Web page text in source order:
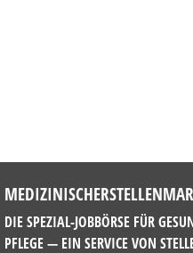
DIE SPEZIAL-JOBBÖRSE FÜR
PFLEGE — EIN SERVICE VON